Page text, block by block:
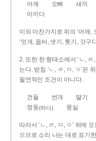
어깨 오빠 새끼
아끼다
이와 마찬가지로 위의 ‘어깨,
‘엇개, 옵바, 샛기, 톳기, 갓구
2. 또한 한 형태소에서 ‘ㄴ,
는다. 받침 ‘ㄴ, ㄹ, ㅁ, ㅇ’은
필연적인 조건이 아니다.
건들 번개 딸기
껑둥(하다) 뭉실
따라서 ‘ㄴ, ㄹ, ㅁ, ㅇ’ 뒤에
으므로 소리 나는 대로 표기